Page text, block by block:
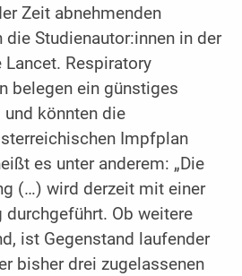
Zeit abnehmenden
die Studienautor:innen in der
Lancet. Respiratory
belegen ein günstiges
und könnten die
Impfplan
es unter anderem: „Die
(…) wird derzeit mit einer
Ob weitere
ist Gegenstand laufender
bisher drei zugelassenen